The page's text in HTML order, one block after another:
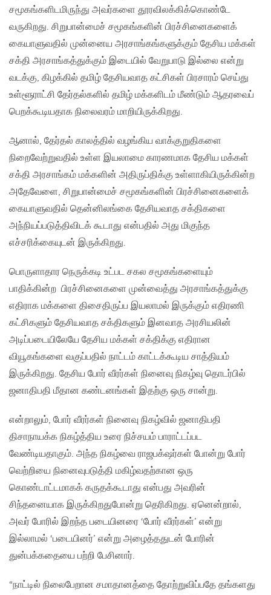
சமூகங்களிடமிருந்து அவர்களை தூரவிலக்கிக்கொண்டே
வருகிறது. சிறுபான்மைச் சமூகங்களின் பிரச்சினைகளைக்
கையாளுவதில் முன்னைய அரசாங்கங்களுக்கும் தேசிய மக்கள்
சக்தி அரசாங்கத்துக்கும் இடையில் வேறுபாடு இல்லை என்று
வடக்கு, கிழக்கில் தமிழ் தேசியவாத கட்சிகள் பிரசாரம் செய்து
உள்ளூராட்சி தேர்தல்களில் தமிழ் மக்களிடம் மீண்டும் ஆதரவைப்
பெறக்கூடியதாக நிலைவரம் மாறியிருக்கிறது.
ஆனால், தேர்தல் காலத்தில் வழங்கிய வாக்குறுதிகளை
நிறைவேற்றுவதில் உள்ள இயலாமை காரணமாக தேசிய மக்கள்
சக்தி அரசாங்கம் மக்களின் அதிருப்திக்கு உள்ளாகியிருக்கின்ற
அதேவேளை, சிறுபான்மைச் சமூகங்களின் பிரச்சினைகளைக்
கையாளுவதில் தென்னிலங்கை தேசியவாத சக்திகளை
அந்நியப்படுத்திவிடக் கூடாது என்பதில் அது மிகுந்த
எச்சரிக்கையுடன் இருக்கிறது.
பொருளாதார நெருக்கடி உட்பட சகல சமூகங்களையும்
பாதிக்கின்ற பிரச்சினைகளை முன்வைத்து அரசாங்கத்துக்கு
எதிராக மக்களை திசைதிருப்ப இயலாமல் இருக்கும் எதிரணி
கட்சிகளும் தேசியவாத சக்திகளும் இனவாத அரசியலின்
அடிப்படையிலேயே தேசிய மக்கள் சக்திக்கு எதிரான
வியூகங்களை வகுப்பதில் நாட்டம் காட்டக்கூடிய சாத்தியம்
இருக்கிறது. தேசிய போர் வீரர்கள் நினைவு நிகழ்வு தொடர்பில்
ஜனாதிபதி மீதான கண்டனங்கள் இதற்கு ஒரு சான்று.
என்றாலும், போர் வீரர்கள் நினைவு நிகழ்வில் ஜனாதிபதி
திசாநாயக்க நிகழ்த்திய உரை நிச்சயம் பாராட்டப்பட
வேண்டியதாகும். அந்த நிகழ்வை ராஜபக்‌ஷர்கள் போன்று போர்
வெற்றியை நினைவுபடுத்தி மகிழ்வதற்கான ஒரு
கொண்டாட்டமாகக் கருதக்கூடாது என்பது அவரின்
சிந்தனையாக இருக்கிறதுபோன்று தெரிகிறது. ஏனென்றால்,
அவர் போரில் இறந்த படையினரை ‘போர் வீரர்கள்’ என்று
இல்லாமல் ‘படையினர்’ என்று அழைத்ததுடன் போரின்
துன்பக்கதையை பற்றி பேசினார்.
“நாட்டில் நிலைபேறான சமாதானத்தை தோற்றுவிப்பதே தங்களது